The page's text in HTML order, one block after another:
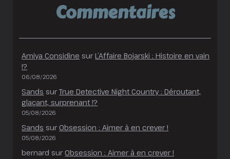
Commentaires
Amiya Considine surL’Affaire Bojarski : Histoire en vain
!?
06/08/2026
Sands surTrue Detective Night Country : Déroutant,
glaçant, surprenant !?
05/08/2026
Sands surObsession : Aimer à en crever !
05/08/2026
bernard surObsession : Aimer à en crever !